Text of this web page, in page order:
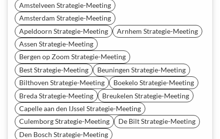
Amstelveen Strategie-Meeting
Amsterdam Strategie-Meeting
Apeldoorn Strategie-Meeting
Arnhem Strategie-Meeting
Assen Strategie-Meeting
Bergen op Zoom Strategie-Meeting
Best Strategie-Meeting
Beuningen Strategie-Meeting
Bilthoven Strategie-Meeting
Boekelo Strategie-Meeting
Breda Strategie-Meeting
Breukelen Strategie-Meeting
Capelle aan den IJssel Strategie-Meeting
Culemborg Strategie-Meeting
De Bilt Strategie-Meeting
Den Bosch Strategie-Meeting